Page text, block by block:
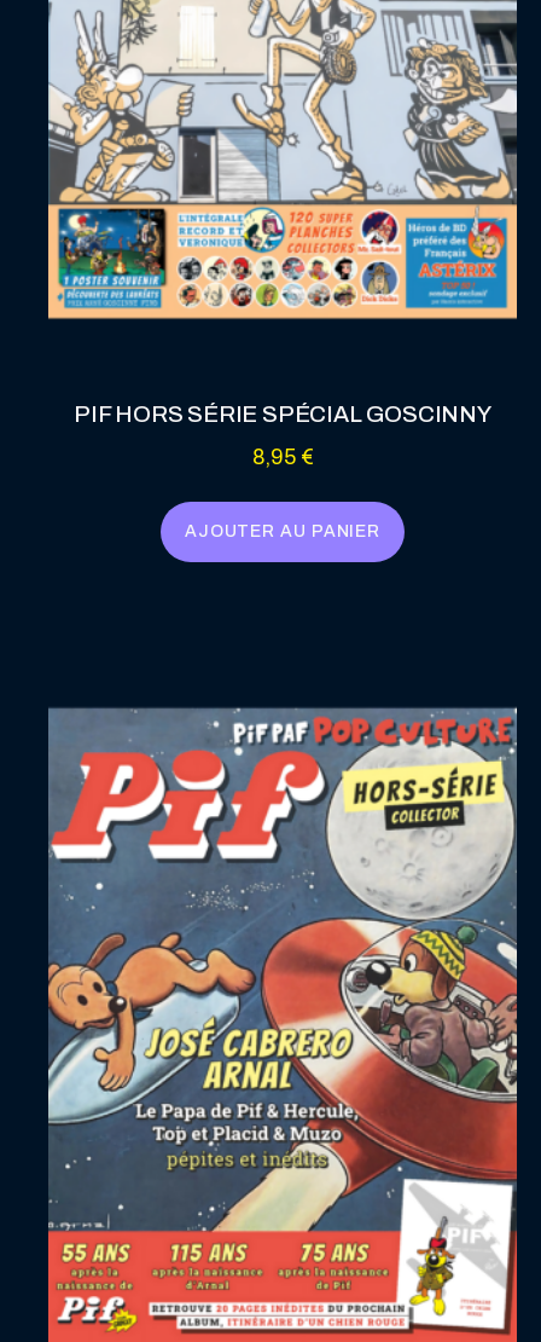
PIF HORS SÉRIE SPÉCIAL GOSCINNY
8,95 €
AJOUTER AU PANIER